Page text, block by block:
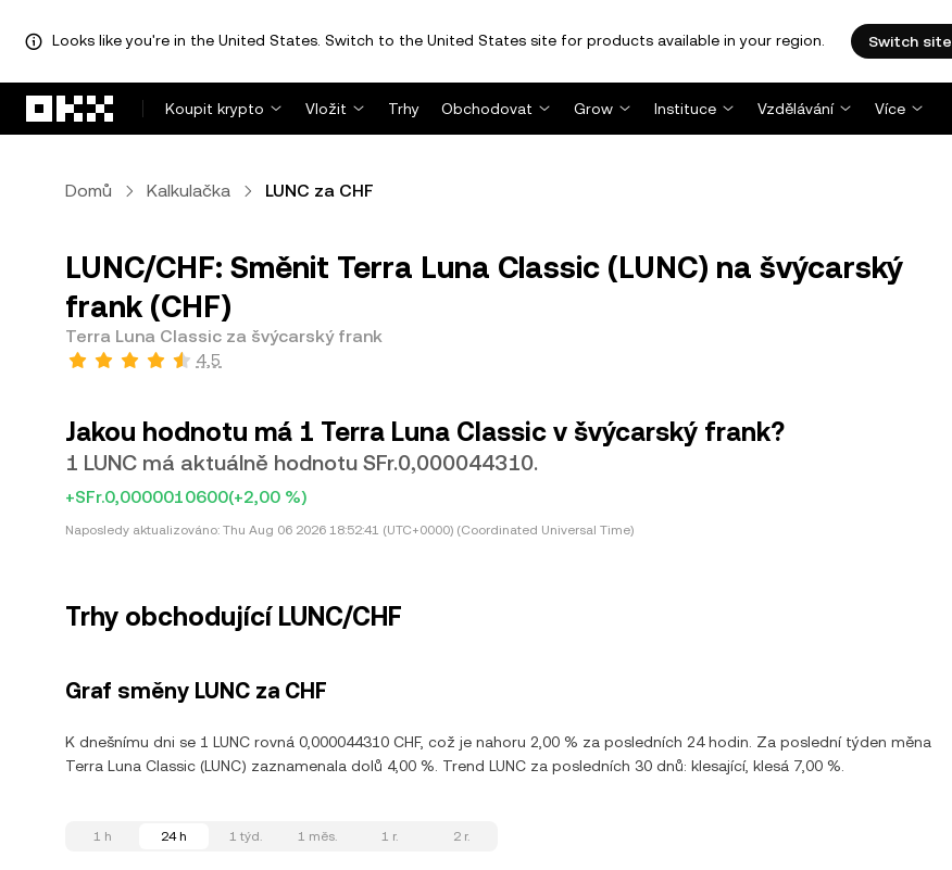
Looks like you're in the United States. Switch to the United States site for products available in your region. Switch site
Koupit krypto
Vložit Trhy Obchodovat Grow Instituce Vzdělávání Více
Domů Kalkulačka LUNC za CHF
LUNC/CHF: Směnit Terra Luna Classic (LUNC) na švýcarský
frank (CHF)
Terra Luna Classic za švýcarský frank
4,5
Jakou hodnotu má 1 Terra Luna Classic v švýcarský frank?
1 LUNC má aktuálně hodnotu SFr.0,000044310.
+SFr.0,0000010600(+2,00 %)
Naposledy aktualizováno: Thu Aug 06 2026 18:52:41 (UTC+0000) (Coordinated Universal Time)
Trhy obchodující LUNC/CHF
Graf směny LUNC za CHF
K dnešnímu dni se 1 LUNC rovná 0,000044310 CHF, což je nahoru 2,00 % za posledních 24 hodin. Za poslední týden měna
Terra Luna Classic (LUNC) zaznamenala dolů 4,00 %. Trend LUNC za posledních 30 dnů: klesající, klesá 7,00 %.
1 h 24 h 1 týd. 1 měs. 1 r. 2 r.